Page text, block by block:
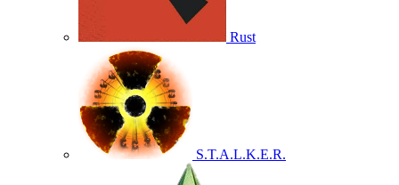
Rust
S.T.A.L.K.E.R.